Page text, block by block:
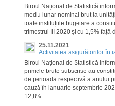
Biroul Național de Statistică
mediu lunar nominal brut la
toate instituțiile bugetare a
trimestrul III 2020 și cu 1,5% față
25.11.2021
Activitatea asigurătorilor în
Biroul Național de Statistică
primele brute subscrise au
de perioada respectivă a anului
cauză în ianuarie-septembrie
12,8%.